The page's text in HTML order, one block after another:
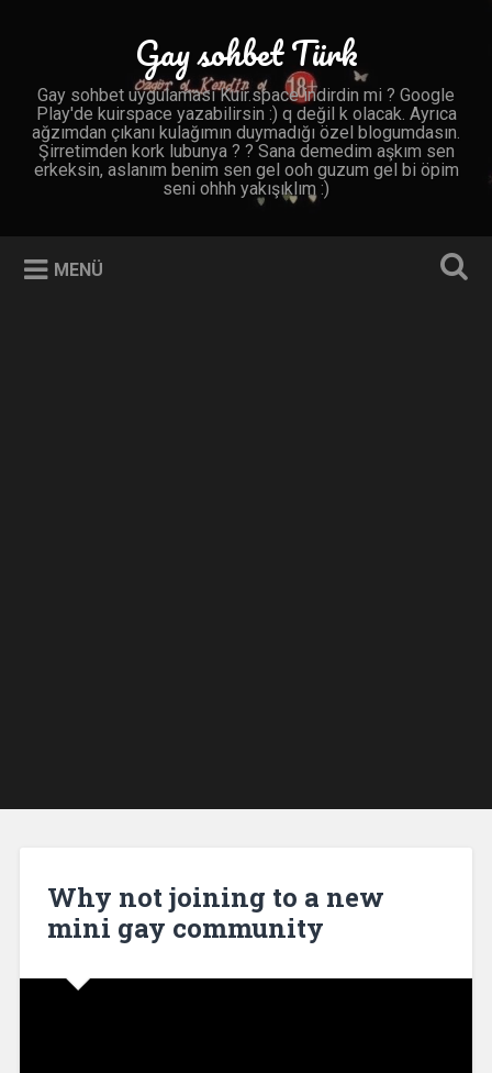
Gay sohbet Türk
Gay sohbet uygulaması Kuir.space indirdin mi ? Google
Play'de kuirspace yazabilirsin :) q değil k olacak. Ayrıca
ağzımdan çıkanı kulağımın duymadığı özel blogumdasın.
Şirretimden kork lubunya ? ? Sana demedim aşkım sen
erkeksin, aslanım benim sen gel ooh guzum gel bi öpim
seni ohhh yakışıklım :)
MENÜ
Why not joining to a new
mini gay community